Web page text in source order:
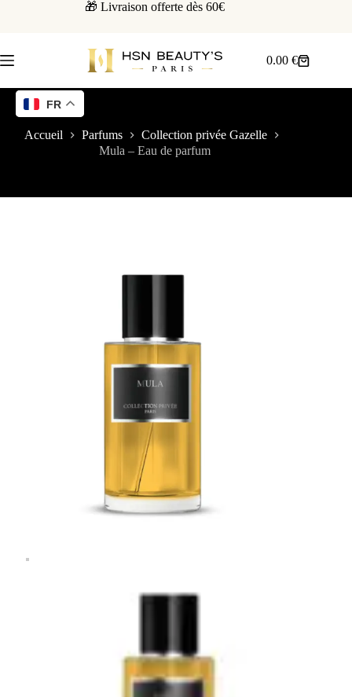
🎁 Livraison offerte dès 60€
0.00€
Accueil Parfums
Collection privée Gazelle
Mula – Eau de parfum
FR